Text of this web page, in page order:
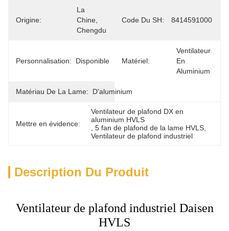
Origine:
La
Chine,
Chengdu
Code Du SH: 8414591000
Personnalisation: Disponible Matériel:
Ventilateur
En
Aluminium
Matériau De La Lame: D'aluminium
Mettre en évidence:
Ventilateur de plafond DX en
aluminium HVLS
, 5 fan de plafond de la lame HVLS
Ventilateur de plafond industriel
Description Du Produit
Ventilateur de plafond industriel Daisen
HVLS